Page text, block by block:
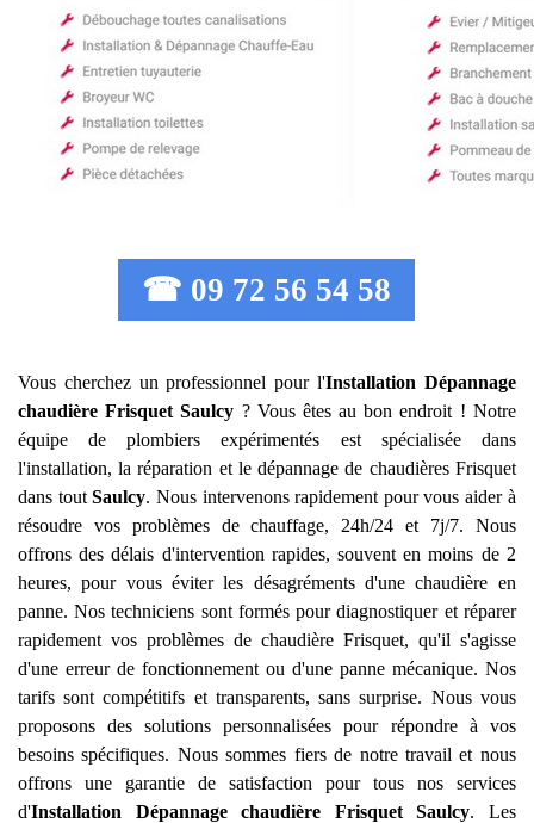
☎ 09 72 56 54 58
Vous cherchez un professionnel pour l'Installation Dépannage
chaudière Frisquet Saulcy ? Vous êtes au bon endroit ! Notre
équipe de plombiers expérimentés est spécialisée dans
l'installation, la réparation et le dépannage de chaudières Frisquet
dans toutSaulcy. Nous intervenons rapidement pour vous aider à
résoudre vos problèmes de chauffage, 24h/24 et 7j/7. Nous
offrons des délais d'intervention rapides, souvent en moins de 2
heures, pour vous éviter les désagréments d'une chaudière en
panne. Nos techniciens sont formés pour diagnostiquer et réparer
rapidement vos problèmes de chaudière Frisquet, qu'il s'agisse
d'une erreur de fonctionnement ou d'une panne mécanique. Nos
tarifs sont compétitifs et transparents, sans surprise. Nous vous
proposons des solutions personnalisées pour répondre à vos
besoins spécifiques. Nous sommes fiers de notre travail et nous
offrons une garantie de satisfaction pour tous nos services
d'Installation Dépannage chaudière Frisquet Saulcy. Les